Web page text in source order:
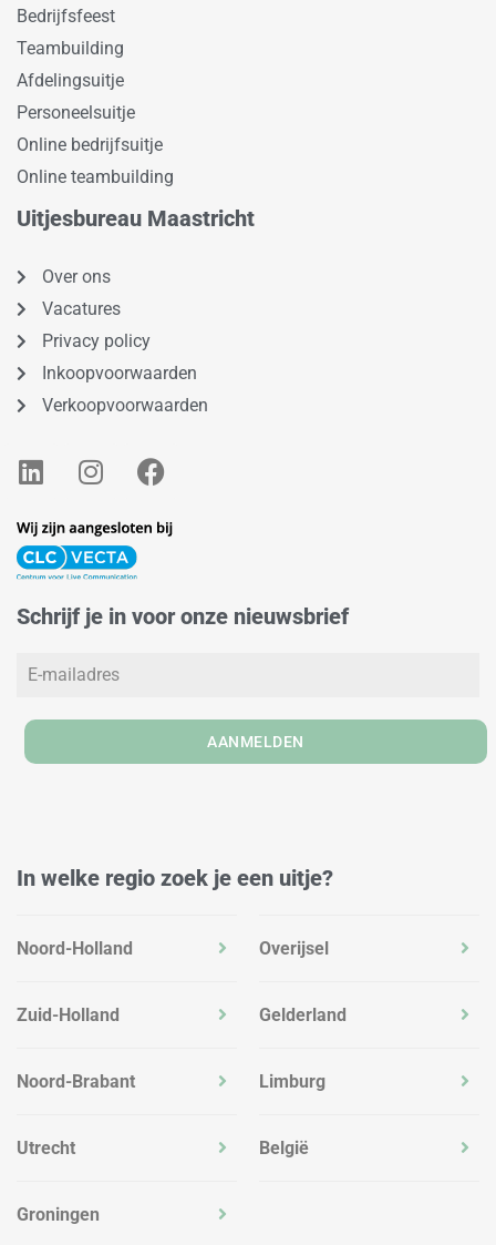
Bedrijfsfeest
Teambuilding
Afdelingsuitje
Personeelsuitje
Online bedrijfsuitje
Online teambuilding
Uitjesbureau Maastricht
Over ons
Vacatures
Privacy policy
Inkoopvoorwaarden
Verkoopvoorwaarden
L
i
k
e
i
I
n
t
a
r
m
F
a
e
o
Schrijf je in voor onze nieuwsbrief
AANMELDEN
In welke regio zoek je een uitje?
Noord-Holland
Zuid-Holland
Noord-Brabant
Utrecht
Groningen
Overijsel
Gelderland
Limburg
België